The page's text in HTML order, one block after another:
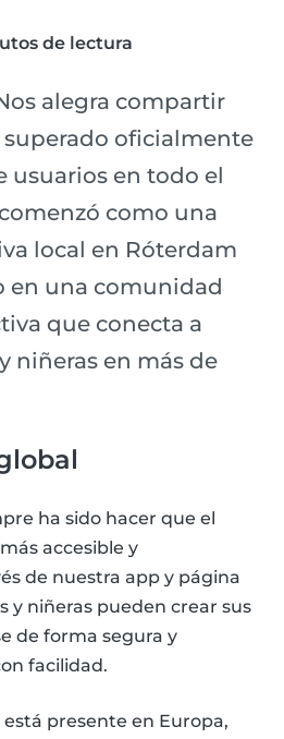
de lectura
alegra compartir
oficialmente
usuarios en todo el
como una
local en Róterdam
en una comunidad
que conecta a
niñeras en más de
ha sido hacer que el
accesible y
de nuestra app y página
y niñeras pueden crear sus
de forma segura y
facilidad.
presente en Europa,